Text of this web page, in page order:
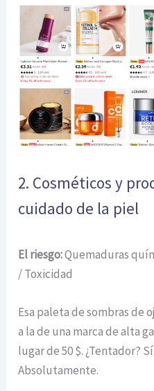
2. Cosméticos y
cuidado de la piel
El riesgo:Quemaduras
/ Toxicidad
Esa paleta de sombras de
a la de una marca de alta
lugar de 50 $. ¿Tentador?
Absolutamente.